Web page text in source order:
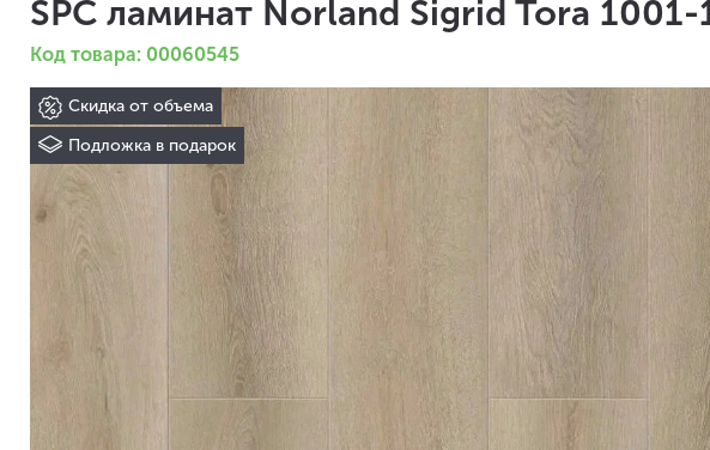
SPC ламинат Norland Sigrid Tora 1001-
Код товара: 00060545
Скидка от объема
Подложка в подарок